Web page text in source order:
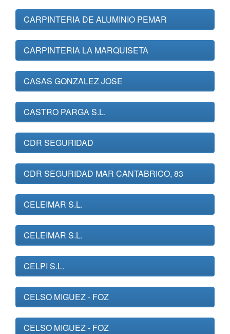
CARPINTERIA DE ALUMINIO PEMAR
CARPINTERIA LA MARQUISETA
CASAS GONZALEZ JOSE
CASTRO PARGA S.L.
CDR SEGURIDAD
CDR SEGURIDAD MAR CANTABRICO, 83
CELEIMAR S.L.
CELEIMAR S.L.
CELPI S.L.
CELSO MIGUEZ - FOZ
CELSO MIGUEZ - FOZ